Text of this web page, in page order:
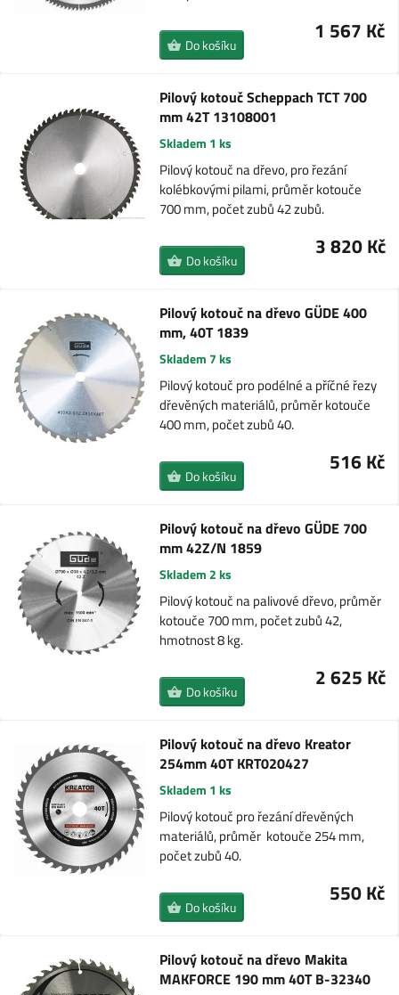
1 567 Kč
Do košíku
Pilový kotouč Scheppach TCT 700
mm 42T 13108001
Skladem 1 ks
Pilový kotouč na dřevo, pro řezání
kolébkovými pilami, průměr kotouče
700 mm, počet zubů 42 zubů.
3 820 Kč
Do košíku
Pilový kotouč na dřevo GÜDE 400
mm, 40T 1839
Skladem 7 ks
Pilový kotouč pro podélné a příčné řezy
dřevěných materiálů, průměr kotouče
400 mm, počet zubů 40.
516 Kč
Do košíku
Pilový kotouč na dřevo GÜDE 700
mm 42Z/N 1859
Skladem 2 ks
Pilový kotouč na palivové dřevo, průměr
kotouče 700 mm, počet zubů 42,
hmotnost 8 kg.
2 625 Kč
Do košíku
Pilový kotouč na dřevo Kreator
254mm 40T KRT020427
Skladem 1 ks
Pilový kotouč pro řezání dřevěných
materiálů, průměr kotouče 254 mm,
počet zubů 40.
550 Kč
Do košíku
Pilový kotouč na dřevo Makita
MAKFORCE 190 mm 40T B-32340